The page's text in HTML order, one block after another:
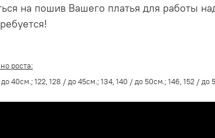
на пошив Вашего платья для работы
роста:
40см.; 122, 128 / до 45см.; 134, 140 / до 50см.; 146, 152 / до